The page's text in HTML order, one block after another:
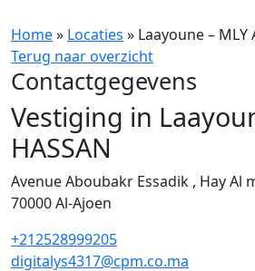
Home» Locaties » Laayoune – MLY
Terug naar overzicht
Contactgegevens
Vestiging in
HASSAN
Avenue Aboubakr Essadik , Hay Al
70000Al-Ajoen
+212528999205
digitalys4317@cpm.co.ma